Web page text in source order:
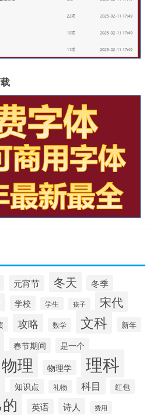
元宵节 冬天
冬季
学校 学生 孩子 宋代
攻略 数学 文科
新年
春节期间 是一个
物理 物理学 理科
知识点 礼物 科目 红包
英语 诗人 费用